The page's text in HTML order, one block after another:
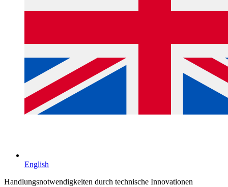
English
Handlungsnotwendigkeiten durch technische Innovationen